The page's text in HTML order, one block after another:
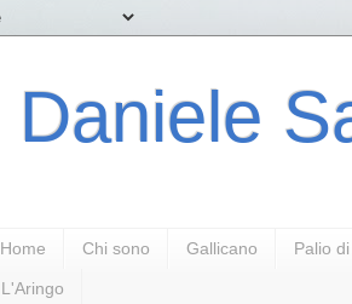
Daniele
Home Chi sono Gallicano Palio
L'Aringo